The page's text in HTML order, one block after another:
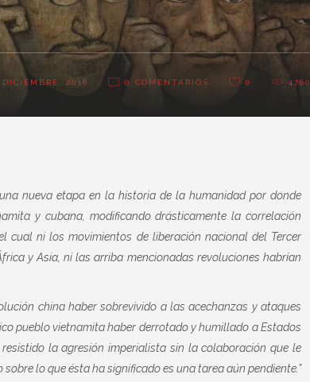
DICIEMBRE, 2016 0 COMENTARIOS 0 4760
nueva etapa en la historia de la humanidad por donde
y cubana, modificando drásticamente la correlación
cual ni los movimientos de liberación nacional del Tercer
y Asia, ni las arriba mencionadas revoluciones habrían
china haber sobrevivido a las acechanzas y ataques
pueblo vietnamita haber derrotado y humillado a Estados
la agresión imperialista sin la colaboración que le
lo que ésta ha significado es una tarea aún pendiente.”